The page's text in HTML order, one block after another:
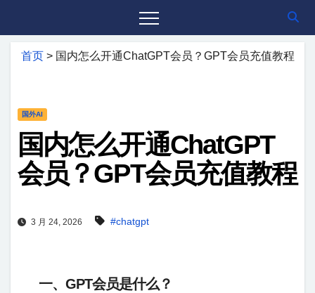
首页 > 国内怎么开通ChatGPT会员？GPT会员充值教程
国外AI
国内怎么开通ChatGPT
会员？GPT会员充值教程
3 月 24, 2026 #chatgpt
一、GPT会员是什么？